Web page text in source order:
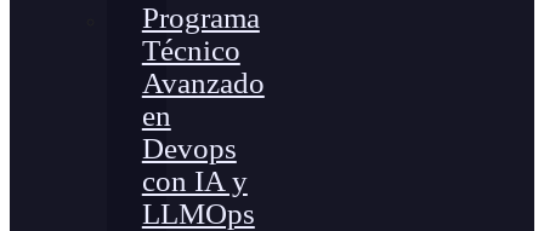
Programa
Técnico
Avanzado
en
Devops
con IA y
LLMOps